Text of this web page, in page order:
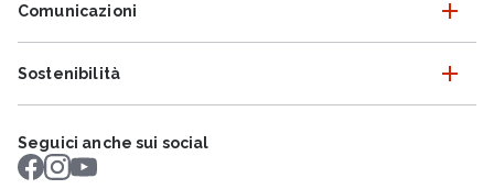
Comunicazioni
Sostenibilità
Seguici anche sui social